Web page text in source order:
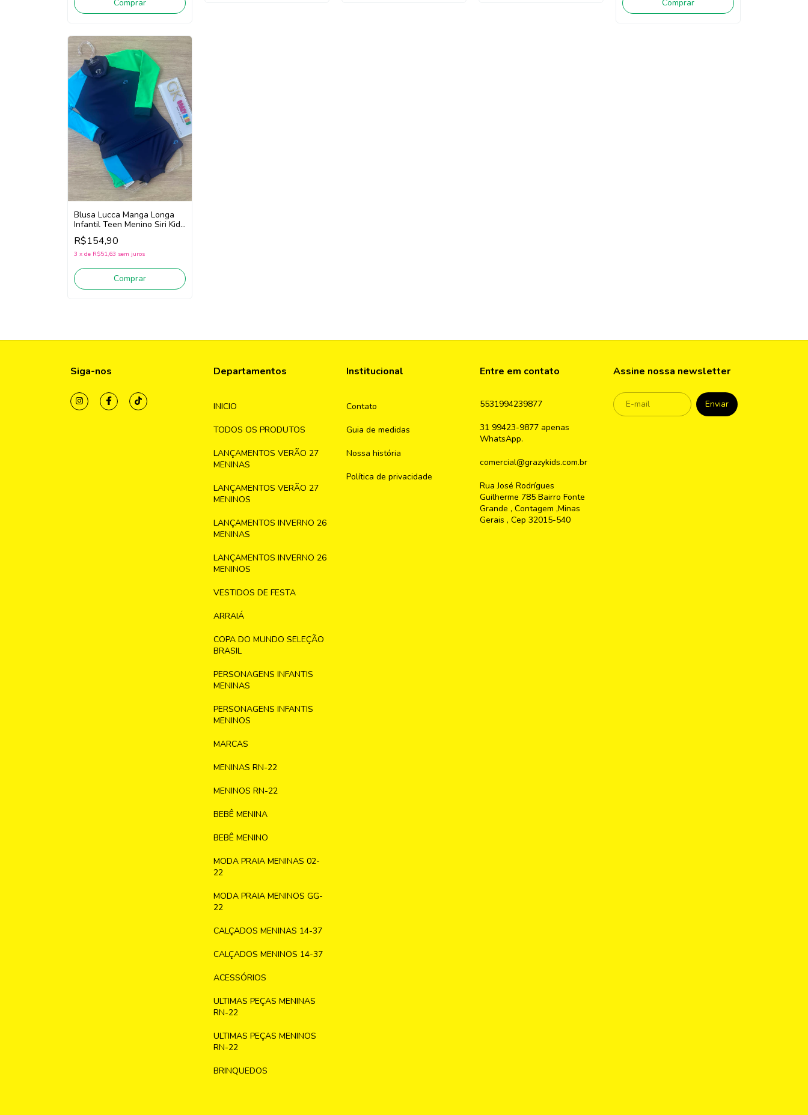
Comprar Comprar
Blusa Lucca Manga Longa
Infantil Teen Menino Siri Kids
40556 (Marinho) Apenas
blusa!
R$154,90
3 x de R$51,63 sem juros
Comprar
Siga-nos Departamentos
INICIO
TODOS OS PRODUTOS
LANÇAMENTOS VERÃO 27
MENINAS
LANÇAMENTOS VERÃO 27
MENINOS
LANÇAMENTOS INVERNO 26
MENINAS
LANÇAMENTOS INVERNO 26
MENINOS
VESTIDOS DE FESTA
ARRAIÁ
COPA DO MUNDO SELEÇÃO
BRASIL
PERSONAGENS INFANTIS
MENINAS
PERSONAGENS INFANTIS
MENINOS
MARCAS
MENINAS RN-22
MENINOS RN-22
BEBÊ MENINA
BEBÊ MENINO
MODA PRAIA MENINAS 02-
22
MODA PRAIA MENINOS GG-
22
CALÇADOS MENINAS 14-37
CALÇADOS MENINOS 14-37
ACESSÓRIOS
ULTIMAS PEÇAS MENINAS
RN-22
ULTIMAS PEÇAS MENINOS
RN-22
BRINQUEDOS
Institucional
Contato
Guia de medidas
Nossa história
Política de privacidade
Entre em contato
5531994239877
31 99423-9877 apenas
WhatsApp.
comercial@grazykids.com.br
Rua José Rodrígues
Guilherme 785 Bairro Fonte
Grande , Contagem ,Minas
Gerais , Cep 32015-540
Assine nossa newsletter